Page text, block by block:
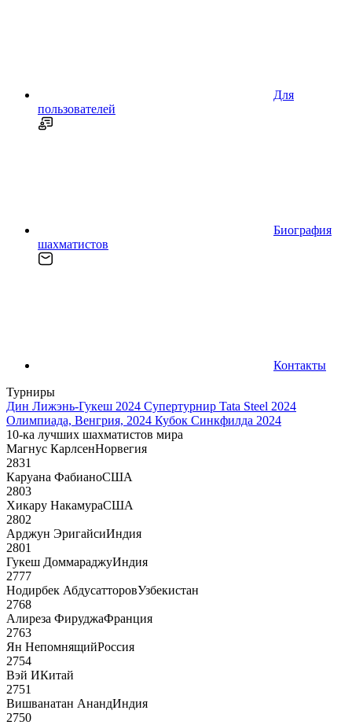
Для
пользователей
Биография
шахматистов
Контакты
Турниры
Дин Лижэнь-Гукеш 2024 Супертурнир Tata Steel 2024
Олимпиада, Венгрия, 2024 Кубок Синкфилда 2024
10-ка лучших шахматистов мира
Магнус КарлсенНорвегия
2831
Каруана ФабианоСША
2803
Хикару НакамураСША
2802
Арджун ЭригайсиИндия
2801
Гукеш ДоммараджуИндия
2777
Нодирбек АбдусатторовУзбекистан
2768
Алиреза ФируджаФранция
2763
Ян НепомнящийРоссия
2754
Вэй ИКитай
2751
Вишванатан АнандИндия
2750